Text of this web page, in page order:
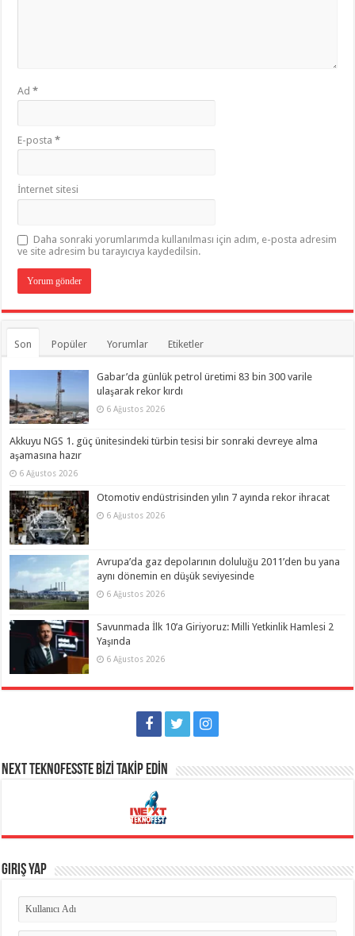
Ad*
E-posta*
İnternet sitesi
Daha sonraki yorumlarımda kullanılması için adım, e-posta adresim
ve site adresim bu tarayıcıya kaydedilsin.
Son Popüler Yorumlar Etiketler
Gabar’da günlük petrol üretimi 83 bin 300 varile
ulaşarak rekor kırdı
6 Ağustos 2026
Akkuyu NGS 1. güç ünitesindeki türbin tesisi bir sonraki devreye alma
aşamasına hazır
6 Ağustos 2026
Otomotiv endüstrisinden yılın 7 ayında rekor ihracat
6 Ağustos 2026
Avrupa’da gaz depolarının doluluğu 2011’den bu yana
aynı dönemin en düşük seviyesinde
6 Ağustos 2026
Savunmada İlk 10’a Giriyoruz: Milli Yetkinlik Hamlesi 2
Yaşında
6 Ağustos 2026
NEXT TEKNOFESSTE BİZİ TAKİP EDİN
Giriş Yap